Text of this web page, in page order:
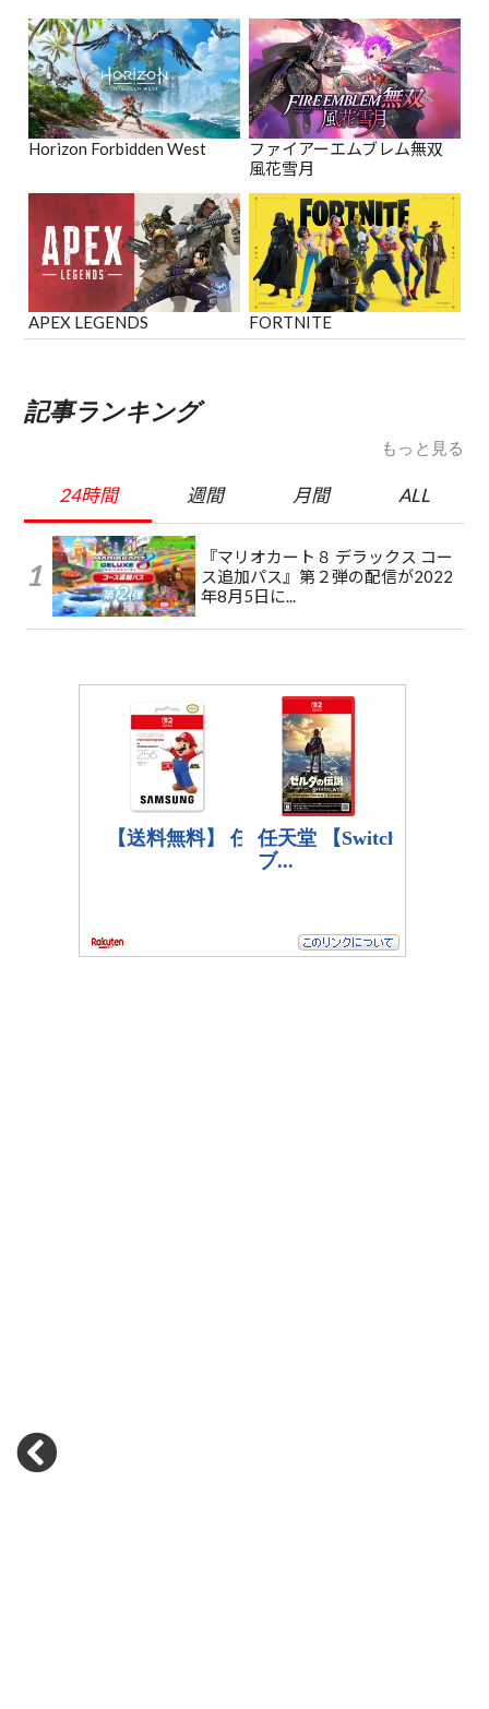
Horizon Forbidden West
ファイアーエムブレム無双
風花雪月
APEX LEGENDS FORTNITE
記事ランキング
もっと見る
24時間 週間 月間 ALL
『マリオカート８ デラックス コー
ス追加パス』第２弾の配信が2022
年8月5日に...